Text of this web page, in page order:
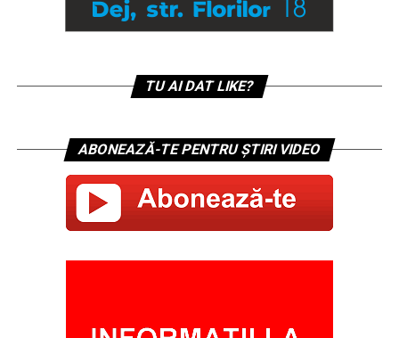
TU AI DAT LIKE?
ABONEAZĂ-TE PENTRU ȘTIRI VIDEO